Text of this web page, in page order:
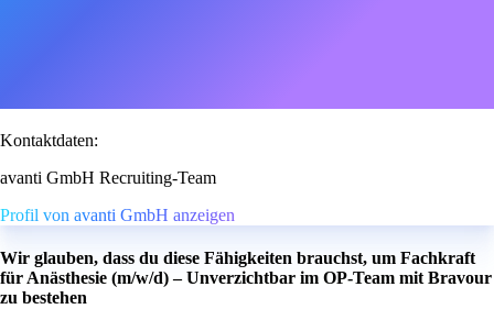
Kontaktdaten:
avanti GmbH Recruiting-Team
Profil von avanti GmbH anzeigen
Wir glauben, dass du diese Fähigkeiten brauchst, um Fachkraft
für Anästhesie (m/w/d) – Unverzichtbar im OP-Team mit Bravour
zu bestehen